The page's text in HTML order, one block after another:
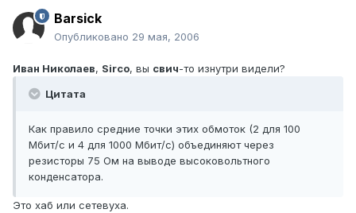
Barsick
Опубликовано 29 мая, 2006
Иван Николаев, Sirco, вы свич-то изнутри видели?
Цитата
Как правило средние точки этих обмоток (2 для 100
Мбит/c и 4 для 1000 Мбит/c) объединяют через
резисторы 75 Ом на выводе высоковольтного
конденсатора.
Это хаб или сетевуха.